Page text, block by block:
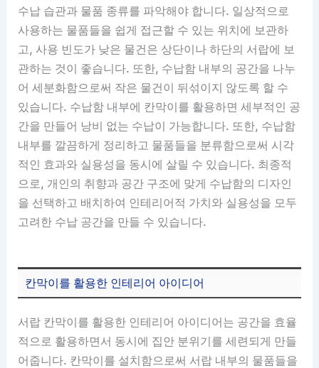
수납 습관과 물품 종류를 파악해야 합니다. 일상적으로
사용하는 물품들을 쉽게 접근할 수 있는 위치에 보관하
고, 사용 빈도가 낮은 물건은 상단이나 하단의 서랍에 보
관하는 것이 좋습니다. 또한, 수납함 내부의 공간을 나누
어 세분화함으로써 작은 물건이 뒤섞이지 않도록 할 수
있습니다. 수납함 내부에 칸막이를 활용하면 세부적인 공
간을 만들어 낭비 없는 수납이 가능합니다. 또한, 수납함
내부를 깔끔하게 정리하고 물품들을 분류함으로써 시각
적인 효과와 실용성을 동시에 살릴 수 있습니다. 최종적
으로, 개인의 취향과 공간 구조에 맞게 수납함의 디자인
을 선택하고 배치하여 인테리어적 가치와 실용성을 모두
고려한 수납 공간을 만들 수 있습니다.
칸막이를 활용한 인테리어 아이디어
서랍 칸막이를 활용한 인테리어 아이디어는 공간을 효율
적으로 활용하면서 동시에 집안 분위기를 세련되게 만들
어줍니다. 칸막이를 설치함으로써 서랍 내부의 물품들을